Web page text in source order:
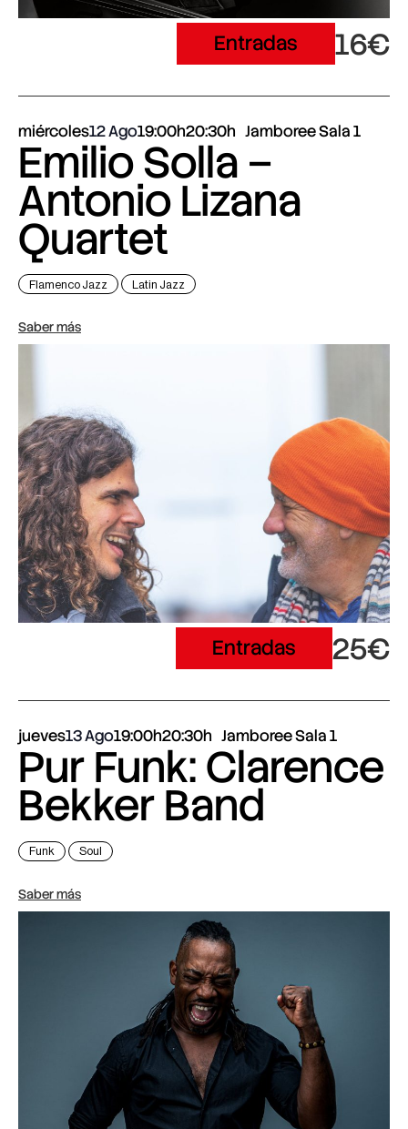
Entradas 16€
miércoles12 Ago19:00h20:30h Jamboree Sala 1
Emilio Solla –
Antonio Lizana
Quartet
Flamenco Jazz Latin Jazz
Saber más
Entradas 25€
jueves13 Ago19:00h20:30h Jamboree Sala 1
Pur Funk: Clarence
Bekker Band
Funk Soul
Saber más